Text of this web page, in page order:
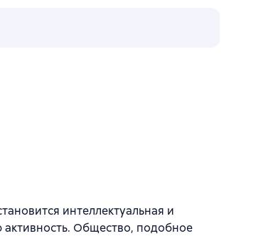
интеллектуальная и
Общество, подобное